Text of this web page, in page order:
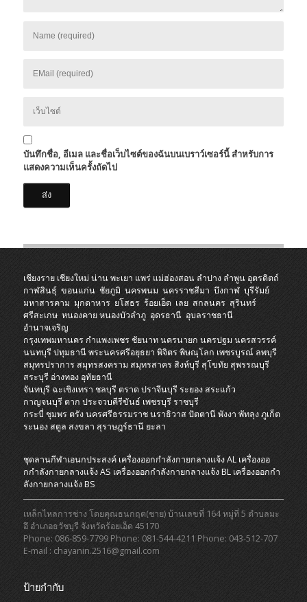
บันทึกชื่อ, อีเมล และชื่อเว็บไซต์ของฉันบนเบราว์เซอร์นี้ สำหรับการ
แสดงความเห็นครั้งถัดไป
เชียงราย เชียงใหม่ น่านพะเยา แพร่ แม่ฮ่องสอน ลำปาง ลำพูน อุตรดิตถ์
กาฬสินธุ์ ขอนแก่น ชัยภูมิ นครพนม นครราชสีมา บึงกาฬ บุรีรัมย์
มหาสารคาม มุกดาหาร ยโสธร ร้อยเอ็ด เลย สกลนคร สุรินทร์
ศรีสะเกษ หนองคายหนองบัวลำภู อุดรธานี อุบลราชธานี
อำนาจเจริญ
กรุงเทพมหานคร กำแพงเพชร ชัยนาทนครนายก นครปฐม นครสวรรค์
นนทบุรีปทุมธานีพระนครศรีอยุธยา พิจิตรพิษณุโลก เพชรบูรณ์ ลพบุรี
สมุทรปราการสมุทรสงคราม สมุทรสาครสิงห์บุรี สุโขทัยสุพรรณบุรี
สระบุรี อ่างทอง อุทัยธานี
จันทบุรี ฉะเชิงเทรา ชลบุรี ตราดปราจีนบุรีระยองสระแก้ว
กาญจนบุรีตาก ประจวบคีรีขันธ์ เพชรบุรีราชบุรี
กระบี่ ชุมพร ตรังนครศรีธรรมราชนราธิวาสปัตตานีพังงา พัทลุงภูเก็ต
ระนอง สตูล สงขลา สุราษฎร์ธานี ยะลา
ชุดลานกีฬาเอนกประสงค์ เครื่องออกกําลังกายกลางแจ้ง AL เครื่องออ
กกําลังกายกลางแจ้ง AS เครื่องออกกําลังกายกลางแจ้ง BL เครื่องออกกํา
ลังกายกลางแจ้ง BS
เหล็กไหลการช่าง โดยคุณธนกฤต(ชาย) บ้านเลขที่ 164 หมู่ที่ 5 ตำบลมะ
อึ อำเภอธวัชบุรี จังหวัดร้อยเอ็ด 45170
Phone: 086-859-7799 Phone: 081-544-4211 Phone: 043-512-707
E-mail : chayanin.2516@gmail.com
ป้ายกำกับ